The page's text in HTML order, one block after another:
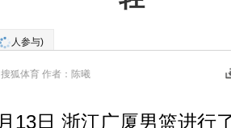
人参与)
搜狐体育 作者：陈曦
日 浙江广厦男篮进行